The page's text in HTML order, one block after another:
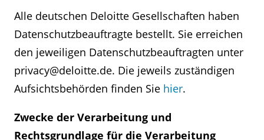
Fachberatern wie z. B. Anwälten,
Wirtschaftsprüfern und Consultants
erhalten,
administrative Zwecke im
Zusammenhang mit der konkreten
Schutz unserer Rechte und der unserer
an diese weiterzuleiten. Die Deloitte GmbH
Wirtschaftsprüfungsgesellschaft übernimmt
keine Haftung für Inhalte und/oder die
datenschutzrechtliche Behandlung von Daten,
die Sie bzw. wir auf Ihren Wunsch hin auf
Alle deutschen Deloitte Gesellschaften haben
Datenschutzbeauftragte bestellt. Sie erreichen
den jeweiligen Datenschutzbeauftragten unter
privacy@deloitte.de. Die jeweils zuständigen
Aufsichtsbehörden finden Sie hier.
Zwecke der Verarbeitung und
Rechtsgrundlage für die Verarbeitung